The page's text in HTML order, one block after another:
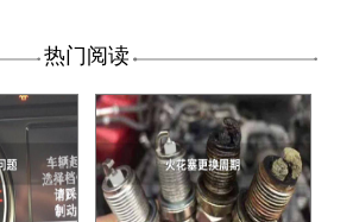
热门阅读